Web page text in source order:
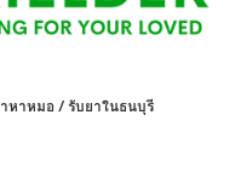
หาหมอ / รับยาในธนบุรี